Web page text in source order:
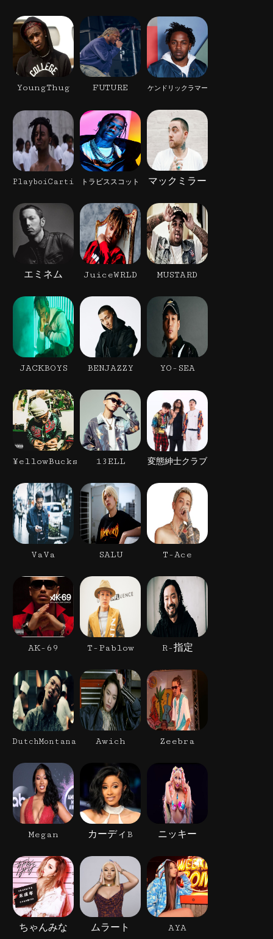
YoungThug FUTURE ケンドリックラマー
PlayboiCarti トラビススコット マックミラー
エミネム JuiceWRLD MUSTARD
JACKBOYS BENJAZZY YO-SEA
¥ellowBucks 13ELL 変態紳士クラブ
VaVa SALU T-Ace
AK-69 T-Pablow R-指定
DutchMontana Awich Zeebra
Megan カーディB ニッキー
ちゃんみな ムラート AYA